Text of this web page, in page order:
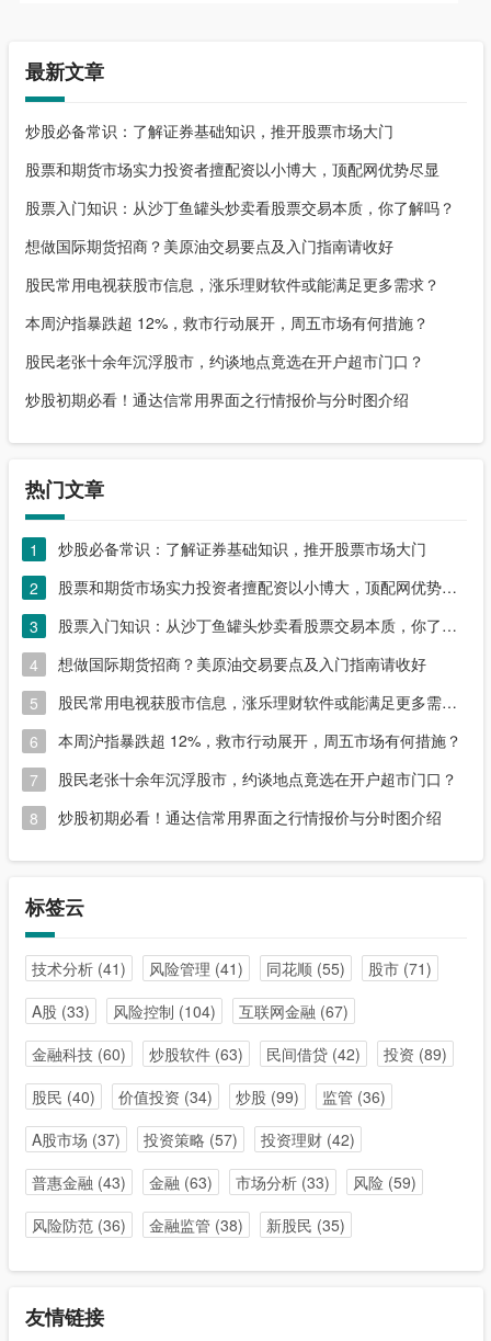
最新文章
炒股必备常识：了解证券基础知识，推开股票市场大门
股票和期货市场实力投资者擅配资以小博大，顶配网优势尽显
股票入门知识：从沙丁鱼罐头炒卖看股票交易本质，你了解吗？
想做国际期货招商？美原油交易要点及入门指南请收好
股民常用电视获股市信息，涨乐理财软件或能满足更多需求？
本周沪指暴跌超 12%，救市行动展开，周五市场有何措施？
股民老张十余年沉浮股市，约谈地点竟选在开户超市门口？
炒股初期必看！通达信常用界面之行情报价与分时图介绍
热门文章
1
炒股必备常识：了解证券基础知识，推开股票市场大门
2
股票和期货市场实力投资者擅配资以小博大，顶配网优势尽显
3
股票入门知识：从沙丁鱼罐头炒卖看股票交易本质，你了解吗？
4
想做国际期货招商？美原油交易要点及入门指南请收好
5
股民常用电视获股市信息，涨乐理财软件或能满足更多需求？
6
本周沪指暴跌超 12%，救市行动展开，周五市场有何措施？
7
股民老张十余年沉浮股市，约谈地点竟选在开户超市门口？
8
炒股初期必看！通达信常用界面之行情报价与分时图介绍
标签云
技术分析(41) 风险管理 (41) 同花顺(55) 股市(71)
A股 (33) 风险控制 (104) 互联网金融 (67)
金融科技(60) 炒股软件(63) 民间借贷(42) 投资 (89)
股民 (40) 价值投资 (34) 炒股 (99) 监管 (36)
A股市场 (37) 投资策略 (57) 投资理财(42)
普惠金融 (43) 金融 (63) 市场分析(33) 风险(59)
风险防范(36) 金融监管 (38) 新股民 (35)
友情链接